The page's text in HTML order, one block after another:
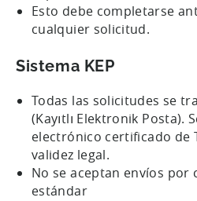
Esto debe completarse
cualquier solicitud.
Sistema KEP
Todas las solicitudes se
(Kayıtlı Elektronik Posta).
electrónico certificado de
validez legal.
No se aceptan envíos
estándar